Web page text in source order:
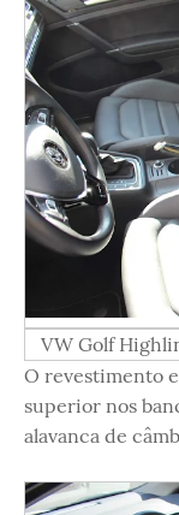
VW Golf
O revestimento
superior nos
alavanca de